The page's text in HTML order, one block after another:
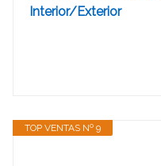
Interior/Exterior
TOP VENTAS Nº 9